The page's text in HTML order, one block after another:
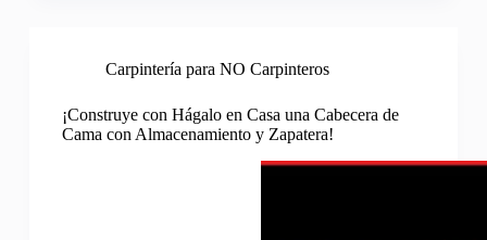
Carpintería para NO Carpinteros
¡Construye con Hágalo en Casa una Cabecera de
Cama con Almacenamiento y Zapatera!